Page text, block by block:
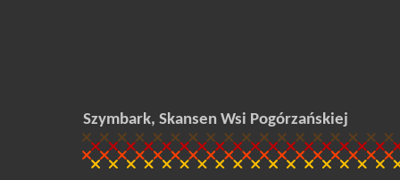
Szymbark, Skansen Wsi Pogórzańskiej